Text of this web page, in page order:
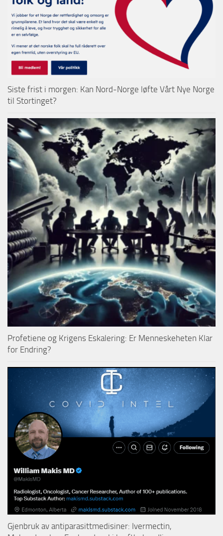
Siste frist i morgen: Kan Nord-Norge løfte Vårt Nye Norge
til Stortinget?
Profetiene og Krigens Eskalering: Er Menneskeheten Klar
for Endring?
Gjenbruk av antiparasittmedisiner: Ivermectin,